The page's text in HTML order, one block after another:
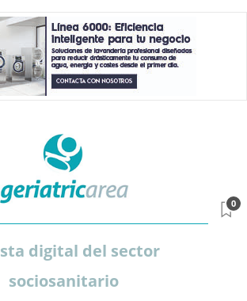
digital del sector
sociosanitario
0